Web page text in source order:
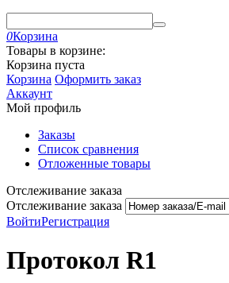
0Корзина
Товары в корзине:
Корзина пуста
Корзина Оформить заказ
Аккаунт
Мой профиль
Заказы
Список сравнения
Отложенные товары
Отслеживание заказа
Отслеживание заказа
ВойтиРегистрация
Протокол R1